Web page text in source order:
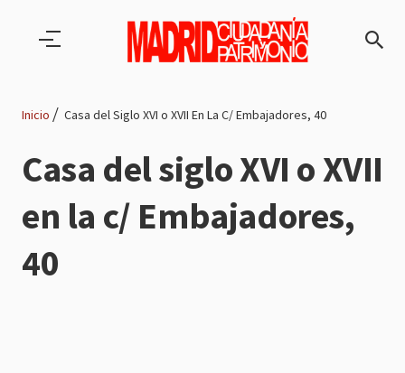
Ruta
de
navegación
Inicio Casa del Siglo XVI o XVII En La C/ Embajadores, 40
Casa del siglo XVI o XVII
en la c/ Embajadores,
40